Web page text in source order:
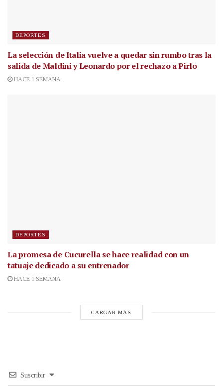
DEPORTES
La selección de Italia vuelve a quedar sin rumbo tras la
salida de Maldini y Leonardo por el rechazo a Pirlo
HACE 1 SEMANA
DEPORTES
La promesa de Cucurella se hace realidad con un
tatuaje dedicado a su entrenador
HACE 1 SEMANA
CARGAR MÁS
Suscribir